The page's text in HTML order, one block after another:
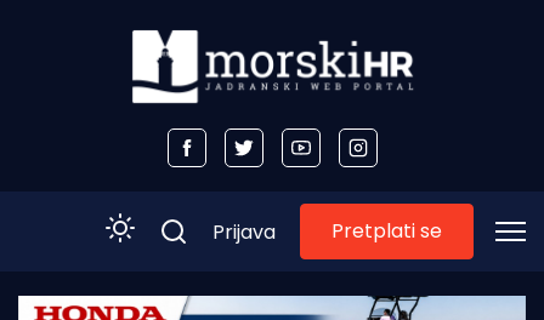
Početna
Prijava Pretplati se